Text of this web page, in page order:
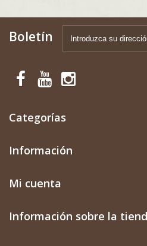
Boletín
Categorías
Información
Mi cuenta
Información sobre la